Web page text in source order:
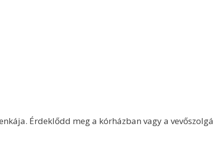
Érdeklődd meg a kórházban vagy a